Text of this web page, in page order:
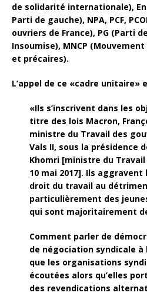
de solidarité internationale),
Parti de gauche), NPA, PCF,
ouvriers de France), PG (Parti
Insoumise), MNCP
et précaires).
L’appel de ce «cadre unitaire»
«Ils s’inscrivent dans les
titre des lois Macron,
ministre du Travail des
Vals II, sous la présidence
Khomri [ministre du
10 mai 2017]. Ils
droit du travail au
particulièrement des
qui sont majoritairement
Comment parler de
de négociation syndicale
que les organisations
écoutées alors qu’elles
des revendications